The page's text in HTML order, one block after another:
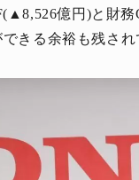
億円)と財
きる余裕も残され